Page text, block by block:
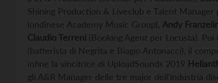
Shining Production & Liveclub e Talent Manager
londinese Academy Music Group), Andy
Claudio Terreni (Booking Agent per Locusta).
(batterista di Negrita e Biagio Antonacci), il
infine la vincitrice di UploadSounds 2019
gli A&R Manager delle tre major dell’industria